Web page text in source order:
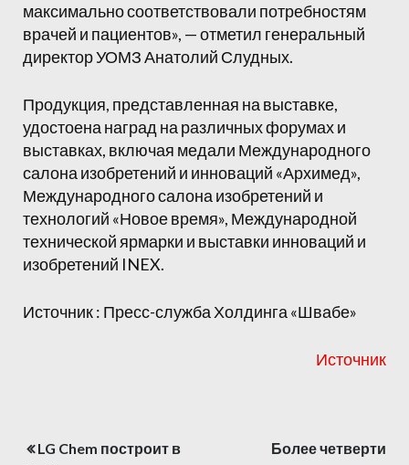
максимально соответствовали потребностям
врачей и пациентов», — отметил генеральный
директор УОМЗ Анатолий Слудных.
Продукция, представленная на выставке,
удостоена наград на различных форумах и
выставках, включая медали Международного
салона изобретений и инноваций «Архимед»,
Международного салона изобретений и
технологий «Новое время», Международной
технической ярмарки и выставки инноваций и
изобретений INEX.
Источник : Пресс-служба Холдинга «Швабе»
Источник
LG Chem построит в
Более четверти